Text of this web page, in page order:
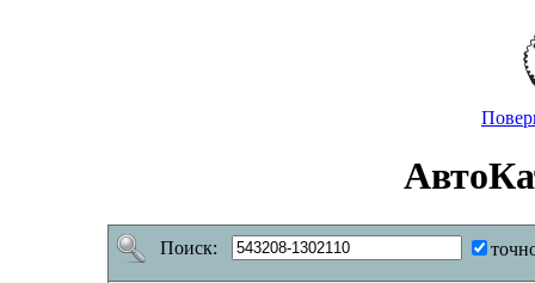
Поиск: